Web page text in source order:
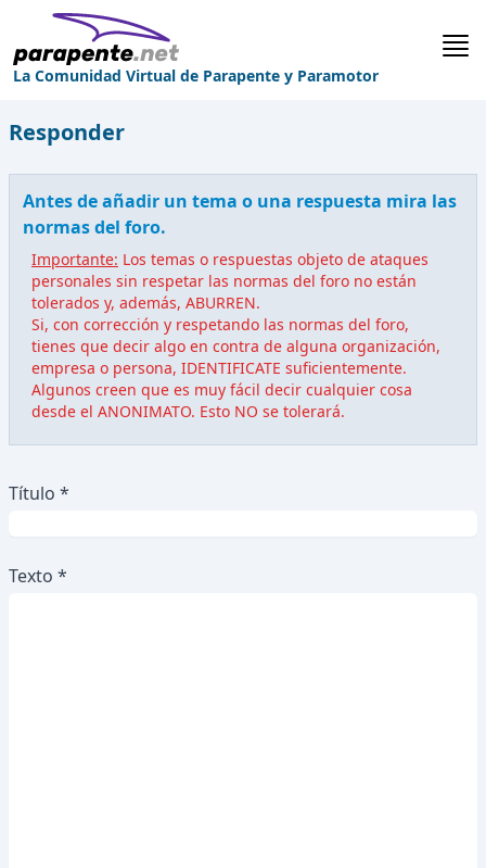
La Comunidad Virtual de Parapente y Paramotor
Responder
Antes de añadir un tema o una respuesta mira las
normas del foro.
Importante: Los temas o respuestas objeto de ataques
personales sin respetar las normas del foro no están
tolerados y, además, ABURREN.
Si, con corrección y respetando las normas del foro,
tienes que decir algo en contra de alguna organización,
empresa o persona, IDENTIFICATE suficientemente.
Algunos creen que es muy fácil decir cualquier cosa
desde el ANONIMATO. Esto NO se tolerará.
Título *
Texto *